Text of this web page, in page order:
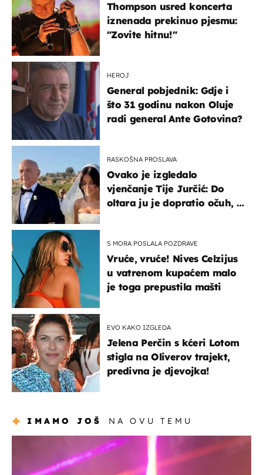
Thompson usred koncerta
iznenada prekinuo pjesmu:
"Zovite hitnu!"
HEROJ
General pobjednik: Gdje i
što 31 godinu nakon Oluje
radi general Ante Gotovina?
RASKOŠNA PROSLAVA
Ovako je izgledalo
vjenčanje Tije Jurčić: Do
oltara ju je dopratio očuh, a
S MORA POSLALA POZDRAVE
Vruće, vruće! Nives Celzijus
u vatrenom kupaćem malo
je toga prepustila mašti
EVO KAKO IZGLEDA
Jelena Perčin s kćeri Lotom
stigla na Oliverov trajekt,
predivna je djevojka!
IMAMO JOŠ NA OVU TEMU